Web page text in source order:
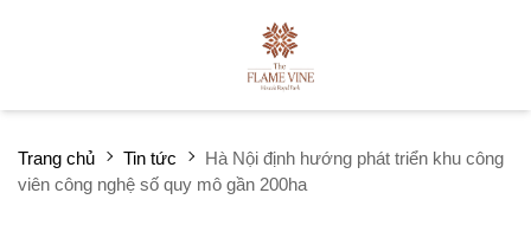
Trang chủ Tin tức
Hà Nội định hướng phát triển khu công
viên công nghệ số quy mô gần 200ha